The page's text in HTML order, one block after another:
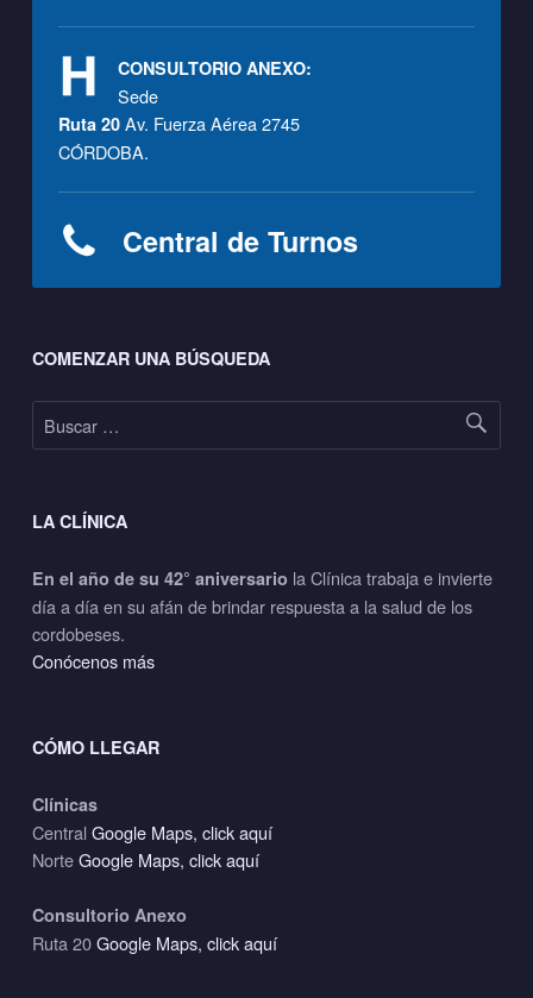
CONSULTORIO ANEXO:
Sede
Ruta 20Av. Fuerza Aérea 2745
CÓRDOBA.
Central de Turnos
COMENZAR UNA BÚSQUEDA
Buscar:
LA CLÍNICA
En el año de su 42° aniversario la Clínica trabaja e invierte
día a día en su afán de brindar respuesta a la salud de los
cordobeses.
Conócenos más
CÓMO LLEGAR
Clínicas
CentralGoogle Maps, click aquí
NorteGoogle Maps, click aquí
Consultorio Anexo
Ruta 20Google Maps, click aquí